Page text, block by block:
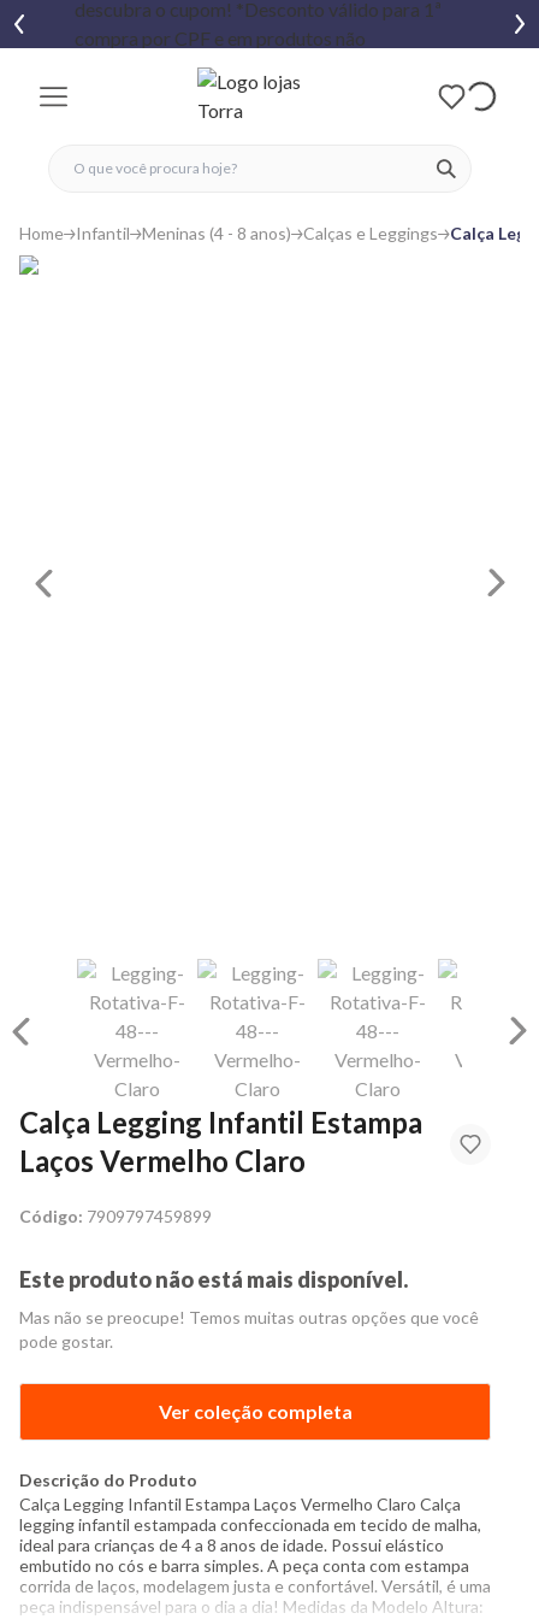
ver
fechar menu
fechar menu
favoritos
Home Infantil Meninas (4 - 8 anos) Calças e Leggings Calça
Calça Legging Infantil Estampa
Laços Vermelho Claro
Código: 7909797459899
Este produto não está mais disponível.
Mas não se preocupe! Temos muitas outras opções que você
pode gostar.
Ver coleção completa
Descrição do Produto
Calça Legging Infantil Estampa Laços Vermelho Claro Calça
legging infantil estampada confeccionada em tecido de malha,
ideal para crianças de 4 a 8 anos de idade. Possui elástico
embutido no cós e barra simples. A peça conta com estampa
corrida de laços, modelagem justa e confortável. Versátil, é uma
peça indispensável para o dia a dia! Medidas da Modelo Altura: